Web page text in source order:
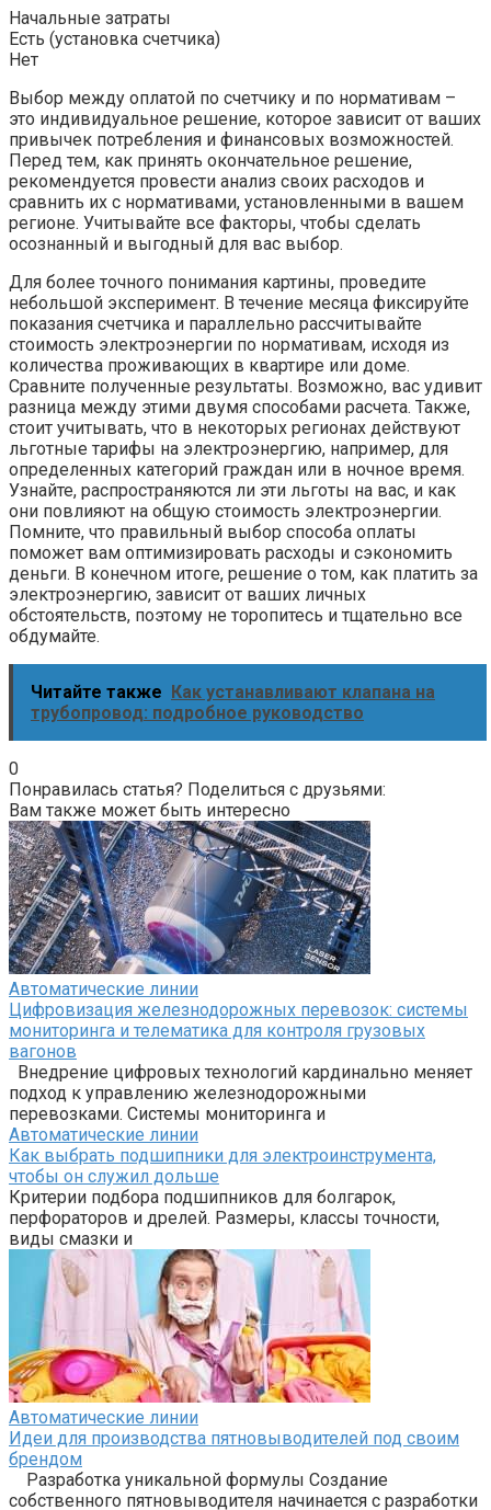
Начальные затраты
Есть (установка счетчика)
Нет
Выбор между оплатой по счетчику и по нормативам –
это индивидуальное решение, которое зависит от ваших
привычек потребления и финансовых возможностей.
Перед тем, как принять окончательное решение,
рекомендуется провести анализ своих расходов и
сравнить их с нормативами, установленными в вашем
регионе. Учитывайте все факторы, чтобы сделать
осознанный и выгодный для вас выбор.
Для более точного понимания картины, проведите
небольшой эксперимент. В течение месяца фиксируйте
показания счетчика и параллельно рассчитывайте
стоимость электроэнергии по нормативам, исходя из
количества проживающих в квартире или доме.
Сравните полученные результаты. Возможно, вас удивит
разница между этими двумя способами расчета. Также,
стоит учитывать, что в некоторых регионах действуют
льготные тарифы на электроэнергию, например, для
определенных категорий граждан или в ночное время.
Узнайте, распространяются ли эти льготы на вас, и как
они повлияют на общую стоимость электроэнергии.
Помните, что правильный выбор способа оплаты
поможет вам оптимизировать расходы и сэкономить
деньги. В конечном итоге, решение о том, как платить за
электроэнергию, зависит от ваших личных
обстоятельств, поэтому не торопитесь и тщательно все
обдумайте.
Читайте также Как устанавливают клапана на
трубопровод: подробное руководство
0
Понравилась статья? Поделиться с друзьями:
Вам также может быть интересно
Автоматические линии
Цифровизация железнодорожных перевозок: системы
мониторинга и телематика для контроля грузовых
вагонов
Внедрение цифровых технологий кардинально меняет
подход к управлению железнодорожными
перевозками. Системы мониторинга и
Автоматические линии
Как выбрать подшипники для электроинструмента,
чтобы он служил дольше
Критерии подбора подшипников для болгарок,
перфораторов и дрелей. Размеры, классы точности,
виды смазки и
Автоматические линии
Идеи для производства пятновыводителей под своим
брендом
Разработка уникальной формулы Создание
собственного пятновыводителя начинается с разработки